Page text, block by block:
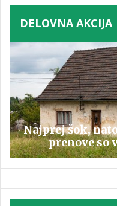
DELOVNA AKCIJA
Najprej šok,
prenove so